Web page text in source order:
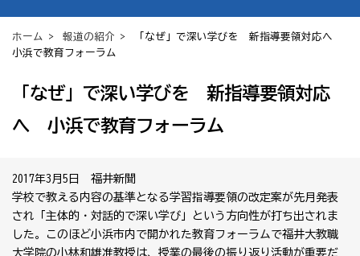
ホーム > 報道の紹介 > 「なぜ」で深い学びを 新指導要領対応へ
小浜で教育フォーラム
「なぜ」で深い学びを 新指導要領対応
へ 小浜で教育フォーラム
2017年3月5日 福井新聞
学校で教える内容の基準となる学習指導要領の改定案が先月発表
され「主体的・対話的で深い学び」という方向性が打ち出されま
した。このほど小浜市内で開かれた教育フォーラムで福井大教職
大学院の小林和雄准教授は、授業の最後の振り返り活動が重要だ